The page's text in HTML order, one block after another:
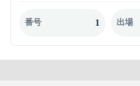
番号 1 出場